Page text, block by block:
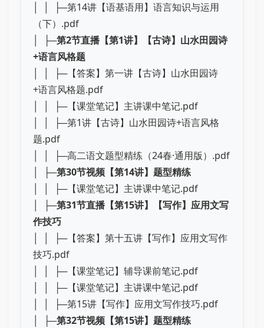
│ │ ├─第14讲【语基语用】语言知识与运用
（下）.pdf
│ ├─第2节直播【第1讲】【古诗】山水田园诗
+语言风格题
│ │ ├─【答案】第一讲【古诗】山水田园诗
+语言风格题.pdf
│ │ ├─【课堂笔记】主讲课中笔记.pdf
│ │ ├─第1讲【古诗】山水田园诗+语言风格
题.pdf
│ │ ├─高二语文题型精练（24春·通用版）.pdf
│ ├─第30节视频【第14讲】题型精练
│ │ ├─【课堂笔记】主讲课中笔记.pdf
│ ├─第31节直播【第15讲】【写作】应用文写
作技巧
│ │ ├─【答案】第十五讲【写作】应用文写作
技巧.pdf
│ │ ├─【课堂笔记】辅导课前笔记.pdf
│ │ ├─【课堂笔记】主讲课中笔记.pdf
│ │ ├─第15讲【写作】应用文写作技巧.pdf
│ ├─第32节视频【第15讲】题型精练